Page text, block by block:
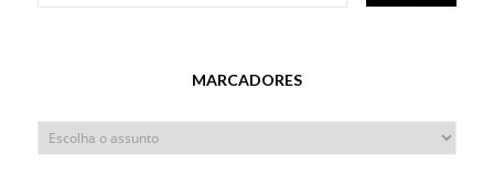
MARCADORES